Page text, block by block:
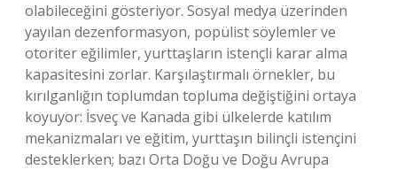
olabileceğini gösteriyor. Sosyal medya üzerinden
yayılan dezenformasyon, popülist söylemler ve
otoriter eğilimler, yurttaşların istençli karar alma
kapasitesini zorlar. Karşılaştırmalı örnekler, bu
kırılganlığın toplumdan topluma değiştiğini ortaya
koyuyor: İsveç ve Kanada gibi ülkelerde katılım
mekanizmaları ve eğitim, yurttaşın bilinçli istençini
desteklerken; bazı Orta Doğu ve Doğu Avrupa